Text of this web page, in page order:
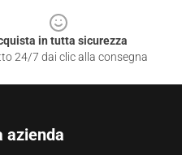
in tutta sicurezza
24/7 dai clic alla consegna
azienda